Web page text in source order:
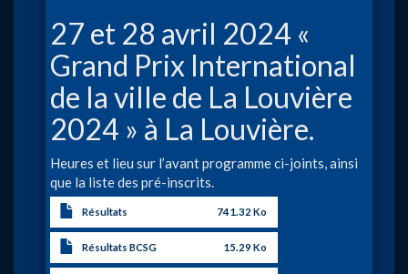
27 et 28 avril 2024 «
Grand Prix International
de la ville de La Louvière
2024 » à La Louvière.
Heures et lieu sur l’avant programme ci-joints, ainsi
que la liste des pré-inscrits.
Résultats 741.32 Ko
Résultats BCSG 15.29 Ko